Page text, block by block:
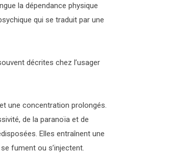
la dépendance physique
qui se traduit par une
décrites chez l’usager
une concentration prolongés.
de la paranoïa et de
Elles entraînent une
se fument ou s’injectent.